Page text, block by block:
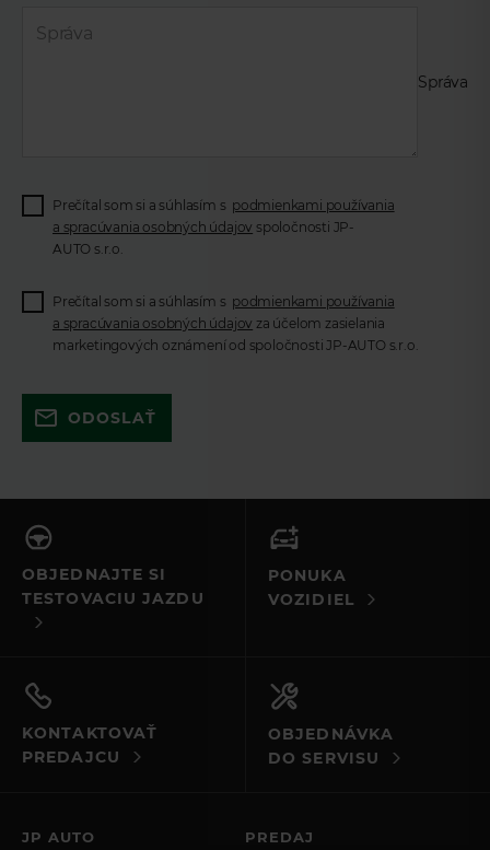
Správa
Prečítal som si a súhlasím s podmienkami používania
a spracúvania osobných údajov spoločnosti JP-
AUTO s.r.o.
Prečítal som si a súhlasím s podmienkami používania
a spracúvania osobných údajov za účelom zasielania
marketingových oznámení od spoločnosti JP-AUTO s.r.o.
vyplnili všetky povinné polia. Ak to
ODOSLAŤ
OBJEDNAJTE SI
TESTOVACIU JAZDU
PONUKA
VOZIDIEL
KONTAKTOVAŤ
PREDAJCU
OBJEDNÁVKA
DO SERVISU
JP AUTO PREDAJ